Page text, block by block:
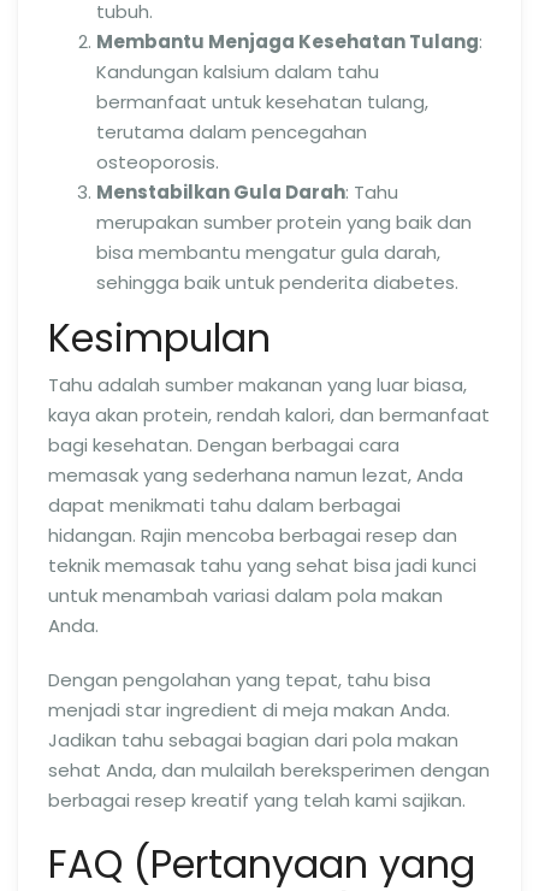
tubuh.
Membantu Menjaga Kesehatan Tulang:
Kandungan kalsium dalam tahu
bermanfaat untuk kesehatan tulang,
terutama dalam pencegahan
osteoporosis.
Menstabilkan Gula Darah: Tahu
merupakan sumber protein yang baik dan
bisa membantu mengatur gula darah,
sehingga baik untuk penderita diabetes.
Kesimpulan
Tahu adalah sumber makanan yang luar biasa,
kaya akan protein, rendah kalori, dan bermanfaat
bagi kesehatan. Dengan berbagai cara
memasak yang sederhana namun lezat, Anda
dapat menikmati tahu dalam berbagai
hidangan. Rajin mencoba berbagai resep dan
teknik memasak tahu yang sehat bisa jadi kunci
untuk menambah variasi dalam pola makan
Anda.
Dengan pengolahan yang tepat, tahu bisa
menjadi star ingredient di meja makan Anda.
Jadikan tahu sebagai bagian dari pola makan
sehat Anda, dan mulailah bereksperimen dengan
berbagai resep kreatif yang telah kami sajikan.
FAQ (Pertanyaan yang